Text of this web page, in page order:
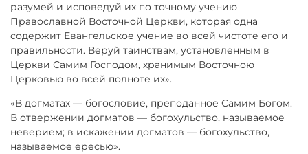
разумей и исповедуй их по точному учению
Православной Восточной Церкви, которая одна
содержит Евангельское учение во всей чистоте его и
правильности. Веруй таинствам, установленным в
Церкви Самим Господом, хранимым Восточною
Церковью во всей полноте их».
«В догматах — богословие, преподанное Самим Богом.
В отвержении догматов — богохульство, называемое
неверием; в искажении догматов — богохульство,
называемое ересью».